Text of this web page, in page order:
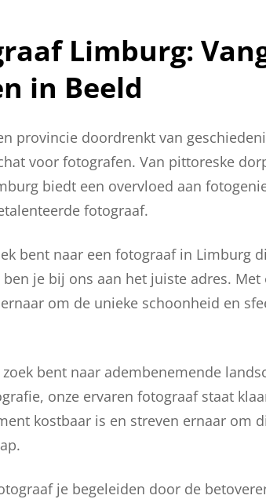
Limburg:
in Beeld
provincie doordrenkt van
voor fotografen. Van pittoreske
biedt een overvloed aan
fotograaf.
bent naar een fotograaf in Limburg
ben je bij ons aan het juiste adres.
om de unieke schoonheid en
bent naar adembenemende
onze ervaren fotograaf staat
kostbaar is en streven ernaar om
je begeleiden door de